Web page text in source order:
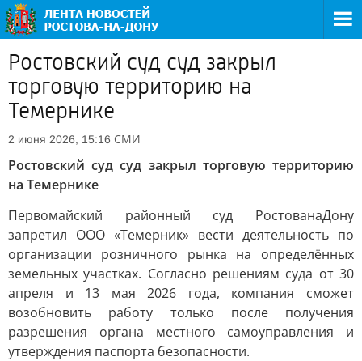
Ростовский суд суд закрыл
торговую территорию на
Темернике
2 июня 2026, 15:16 СМИ
Ростовский суд суд закрыл торговую территорию
на Темернике
Первомайский районный суд РостованаДону
запретил ООО «Темерник» вести деятельность по
организации розничного рынка на определённых
земельных участках. Согласно решениям суда от 30
апреля и 13 мая 2026 года, компания сможет
возобновить работу только после получения
разрешения органа местного самоуправления и
утверждения паспорта безопасности.